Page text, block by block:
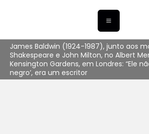
James Baldwin (1924-1987), junto aos
Shakespeare e John Milton, no Albert
Kensington Gardens, em Londres: “Ele
negro’, era um escritor